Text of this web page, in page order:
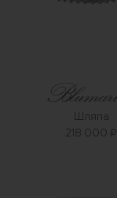
Шляпа
218 000 ₽